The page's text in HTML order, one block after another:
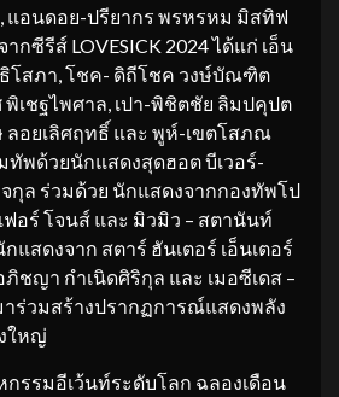
แอนดอย-ปรียากร พรหรหม มิสทิฟ
กซีรีส์ LOVESICK 2024 ได้แก่ เอ็น
โสภา, โชค- ดิถีโชค วงษ์บัณฑิต
เชฐไพศาล, เปา-พิชิตชัย ลิมปคุปต
ลอยเลิศฤทธิ์ และ พูห์-เขตโสภณ
พด้วยนักแสดงสุดฮอต บีเวอร์-
กุล ร่วมด้วย นักแสดงจากกองทัพโป
ฟอร์ โจนส์ และ มิวมิว – สตานันท์
สดงจาก สตาร์ ฮันเตอร์ เอ็นเตอร์
ชญา กำเนิดศิริกุล และ เมอซีเดส –
ร่วมสร้างปรากฏการณ์แสดงพลัง
ใหญ่
รรมอีเว้นท์ระดับโลก ฉลองเดือน